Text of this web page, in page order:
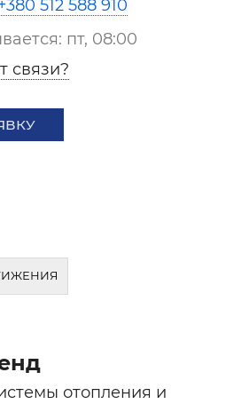
512 588 910
пт, 08:00
связи?
отопления и